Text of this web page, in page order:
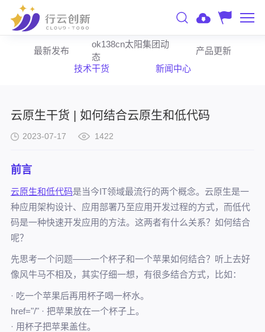
最新发布
ok138cn太阳集团动
态
产品更新
技术干货
新闻中心
云原生干货 | 如何结合云原生和低代码
2023-07-17 1422
前言
云原生和低代码是当今IT领域最流行的两个概念。云原生是一
种应用架构设计、应用部署乃至应用开发过程的方式，而低代
码是一种快速开发应用的方法。这两者有什么关系？如何结合
呢？
先思考一个问题——一个杯子和一个苹果如何结合？听上去好
像风牛马不相及，其实仔细一想，有很多结合方式，比如：
· 吃一个苹果后再用杯子喝一杯水。
href="/" · 把苹果放在一个杯子上。
· 用杯子把苹果盖住。